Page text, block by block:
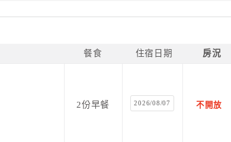
餐食 住宿日期 房況
2份早餐 2026/08/07 不開放